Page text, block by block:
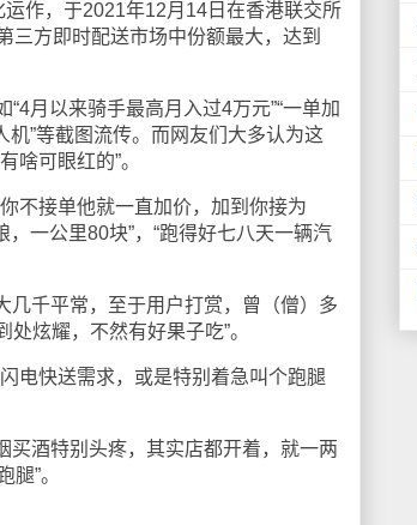
作，于2021年12月14日在香港联交所
三方即时配送市场中份额最大，达到
月以来骑手最高月入过4万元”“一单加
机”等截图流传。而网友们大多认为这
啥可眼红的”。
接单他就一直加价，加到你接为
一公里80块”，“跑得好七八天一辆汽
千平常，至于用户打赏，曾（僧）多
炫耀，不然有好果子吃”。
快送需求，或是特别着急叫个跑腿
酒特别头疼，其实店都开着，就一两
”。